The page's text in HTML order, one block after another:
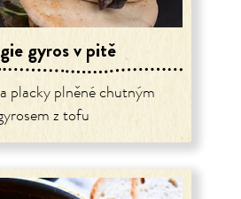
gyros v pitě
placky plněné chutným
z tofu